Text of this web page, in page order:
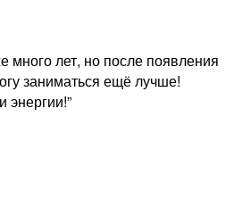
много лет, но после появления
заниматься ещё лучше!
энергии!”